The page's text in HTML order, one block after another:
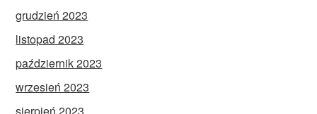
grudzień 2023
listopad 2023
październik 2023
wrzesień 2023
sierpień 2023